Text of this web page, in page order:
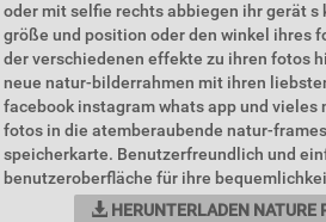
oder mit selfie rechts abbiegen ihr gerät s
größe und position oder den winkel ihres
der verschiedenen effekte zu ihren fotos
neue natur-bilderrahmen mit ihren
facebook instagram whats app und vieles
fotos in die atemberaubende natur-
speicherkarte. Benutzerfreundlich und
benutzeroberfläche für ihre
HERUNTERLADEN NATURE